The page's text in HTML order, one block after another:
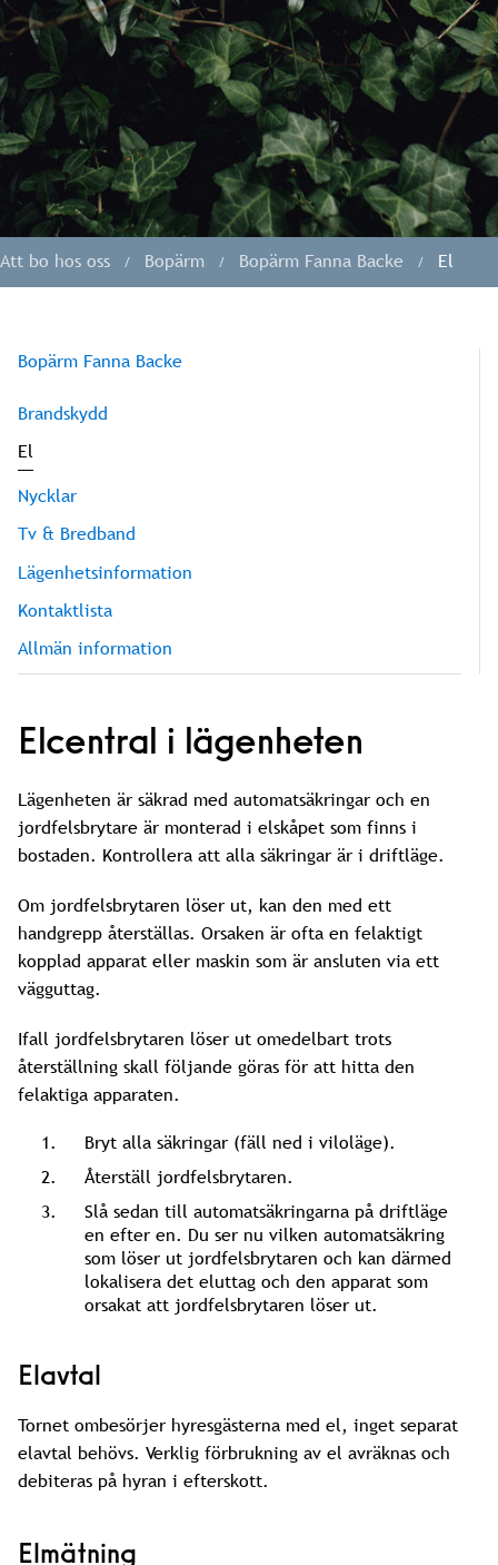
Att bo hos oss Bopärm Bopärm Fanna Backe El
Bopärm Fanna Backe
Brandskydd
El
Nycklar
Tv & Bredband
Lägenhetsinformation
Kontaktlista
Allmän information
Elcentral i lägenheten
Lägenheten är säkrad med automatsäkringar och en
jordfelsbrytare är monterad i elskåpet som finns i
bostaden. Kontrollera att alla säkringar är i driftläge.
Om jordfelsbrytaren löser ut, kan den med ett
handgrepp återställas. Orsaken är ofta en felaktigt
kopplad apparat eller maskin som är ansluten via ett
vägguttag.
Ifall jordfelsbrytaren löser ut omedelbart trots
återställning skall följande göras för att hitta den
felaktiga apparaten.
Bryt alla säkringar (fäll ned i viloläge).
Återställ jordfelsbrytaren.
Slå sedan till automatsäkringarna på driftläge
en efter en. Du ser nu vilken automatsäkring
som löser ut jordfelsbrytaren och kan därmed
lokalisera det eluttag och den apparat som
orsakat att jordfelsbrytaren löser ut.
Elavtal
Tornet ombesörjer hyresgästerna med el, inget separat
elavtal behövs. Verklig förbrukning av el avräknas och
debiteras på hyran i efterskott.
Elmätning